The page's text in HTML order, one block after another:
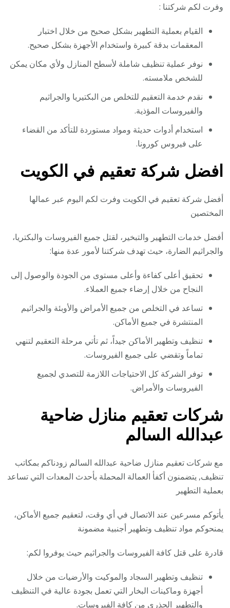
وفرت لكم شركتنا :
القيام بعملية التطهير بشكل صحيح من خلال اختبار
المعقمات بدقة كبيرة واستخدام الأجهزة بشكل صحيح.
نوفر عملية تنظيف شاملة لأسطح المنازل ولأي مكان يمكن
للشخص ملامسته.
نقدم خدمة التعقيم للتخلص من البكتيريا والجراثيم
والفيروسات المؤذية.
استخدام أدوات حديثة ومواد مستوردة للتأكد من القضاء
على فيروس كورونا.
افضل شركة تعقيم في الكويت
أفضل شركة تعقيم في الكويت وفرت لكم اليوم عبر عمالها
المختصين
أفضل خدمات التطهير والتبخير، لقتل جميع الفيروسات والبكتريا،
والجراثيم الضارة، حيث تهدف شركتنا لأمور عدة منها:
تحقيق أعلى كفاءة وأعلى مستوى من الجودة والوصول إلى
النجاح من خلال إرضاء جميع العملاء.
تساعد في التخلص من جميع الأمراض والأوبئة والجراثيم
المنتشرة في جميع الأماكن.
تنظيف وتطهير الأماكن جيداً، ثم تأتي مرحلة التعقيم لتنهي
تماماً وتقضي على جميع الفيروسات.
توفر الشركة كل الاحتياجات اللازمة للتصدي لجميع
الفيروسات والأمراض.
شركات تعقيم منازل ضاحية
عبدالله السالم
مع شركات تعقيم منازل ضاحية عبدالله السالم زودناكم بمكاتب
تنظيف, يتضمنون أكفأ العمالة المحملة بأحدث المعدات التي تساعد
بعملية التطهير
يأتوكم مسرعين عند الاتصال في أي وقت، لتعقيم جميع الأماكن،
يمنحوكم مواد تنظيف وتطهير أجنبية مضمونة
قادرة على قتل كافة الفيروسات والجراثيم حيث يوفروا لكم:
تنظيف وتطهير السجاد والموكيت والأرضيات من خلال
أجهزة وماكينات البخار التي تعمل بجودة عالية في التنظيف
والتطهير الجذري من كافة الفيروسات.